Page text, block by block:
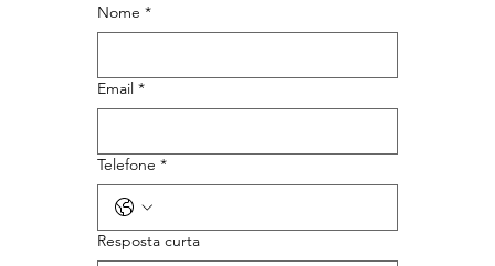
Nome *
Email *
Telefone *
Resposta curta